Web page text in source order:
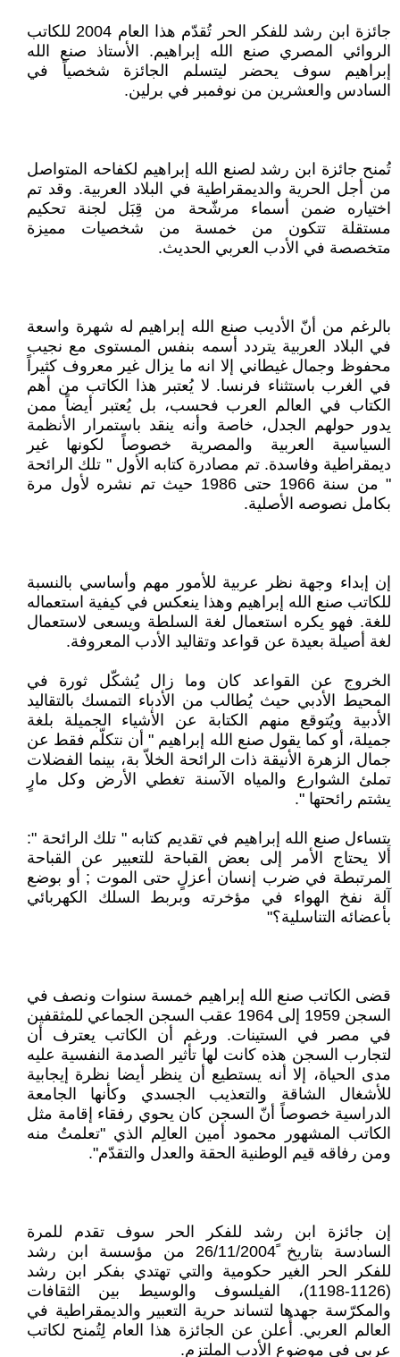
جائزة ابن رشد للفكر الحر تُقدّم هذا العام 2004 للكاتب
الروائي المصري صنع الله إبراهيم. الأستاذ صنع الله
إبراهيم سوف يحضر ليتسلم الجائزة شخصياً في
السادس والعشرين من نوفمبر في برلين.
تُمنح جائزة ابن رشد لصنع الله إبراهيم لكفاحه المتواصل
من أجل الحرية والديمقراطية في البلاد العربية. وقد تم
اختياره ضمن أسماء مرشّحة من قِبَل لجنة تحكيم
مستقلة تتكون من خمسة من شخصيات مميزة
متخصصة في الأدب العربي الحديث.
بالرغم من أنّ الأديب صنع الله إبراهيم له شهرة واسعة
في البلاد العربية يتردد أسمه بنفس المستوى مع نجيب
محفوظ وجمال غيطاني إلا انه ما يزال غير معروف كثيراً
في الغرب باستثناء فرنسا. لا يُعتبر هذا الكاتب من أهم
الكتاب في العالم العرب فحسب، بل يُعتبر أيضاً ممن
يدور حولهم الجدل، خاصة وأنه ينقد باستمرار الأنظمة
السياسية العربية والمصرية خصوصاً لكونها غير
ديمقراطية وفاسدة. تم مصادرة كتابه الأول " تلك الرائحة
" من سنة 1966 حتى 1986 حيث تم نشره لأول مرة
بكامل نصوصه الأصلية.
إن إبداء وجهة نظر عربية للأمور مهم وأساسي بالنسبة
للكاتب صنع الله إبراهيم وهذا ينعكس في كيفية استعماله
للغة. فهو يكره استعمال لغة السلطة ويسعى لاستعمال
لغة أصيلة بعيدة عن قواعد وتقاليد الأدب المعروفة.
الخروج عن القواعد كان وما زال يُشكّل ثورة في
المحيط الأدبي حيث يُطالب من الأدباء التمسك بالتقاليد
الأدبية ويُتوقع منهم الكتابة عن الأشياء الجميلة بلغة
جميلة، أو كما يقول صنع الله إبراهيم " أن نتكلّم فقط عن
جمال الزهرة الأنيقة ذات الرائحة الخلاّ بة، بينما الفضلات
تملئ الشوارع والمياه الآسنة تغطي الأرض وكل مارٍ
يشتم رائحتها ".
يتساءل صنع الله إبراهيم في تقديم كتابه " تلك الرائحة ":
ألا يحتاج الأمر إلى بعض القباحة للتعبير عن القباحة
المرتبطة في ضرب إنسان أعزلٍ حتى الموت ; أو بوضع
آلة نفخ الهواء في مؤخرته وبربط السلك الكهربائي
بأعضائه التناسلية؟"
قضى الكاتب صنع الله إبراهيم خمسة سنوات ونصف في
السجن 1959 إلى 1964 عقب السجن الجماعي للمثقفين
في مصر في الستينات. ورغم أن الكاتب يعترف أن
لتجارب السجن هذه كانت لها تأثير الصدمة النفسية عليه
مدى الحياة، إلا أنه يستطيع أن ينظر أيضا نظرة إيجابية
للأشغال الشاقة والتعذيب الجسدي وكأنها الجامعة
الدراسية خصوصاً أنّ السجن كان يحوي رفقاء إقامة مثل
الكاتب المشهور محمود أمين العالِم الذي "تعلمتُ منه
ومن رفاقه قيم الوطنية الحقة والعدل والتقدّم".
إن جائزة ابن رشد للفكر الحر سوف تقدم للمرة
السادسة بتاريخ ً26/11/2004 من مؤسسة ابن رشد
للفكر الحر الغير حكومية والتي تهتدي بفكر ابن رشد
(1126-1198)، الفيلسوف والوسيط بين الثقافات
والمكرّسة جهدها لتساند حرية التعبير والديمقراطية في
العالم العربي. أُعلن عن الجائزة هذا العام لِتُمنح لكاتب
عربي في موضوع الأدب الملتزم.